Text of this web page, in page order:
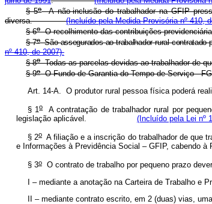
§ 5oA não-inclusão do trabalhador na GFIP
diversa.(Incluído pela Medida Provisória nº 410,
§ 6oO recolhimento das contribuições
§ 7oSão assegurados ao trabalhador rural
nº 410, de 2007).
§ 8oTodas as parcelas devidas ao trabalhador
§ 9oO Fundo de Garantia do Tempo de Serviço -
Art. 14-A. O produtor rural pessoa física poderá
§ 1oA contratação de trabalhador rural por
legislação aplicável. (Incluído pela Lei nº
§ 2oA filiação e a inscrição do trabalhador de que
e Informações à Previdência Social – GFIP,
§ 3oO contrato de trabalho por pequeno prazo
I – mediante a anotação na Carteira de Trabalho e
II – mediante contrato escrito, em 2 (duas)